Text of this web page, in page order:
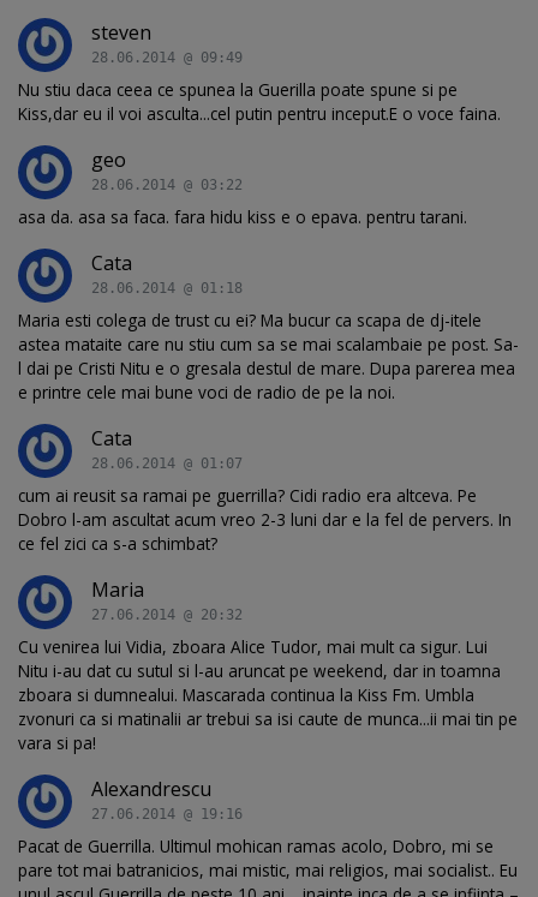
steven
28.06.2014 @ 09:49
Nu stiu daca ceea ce spunea la Guerilla poate spune si pe
Kiss,dar eu il voi asculta...cel putin pentru inceput.E o voce faina.
geo
28.06.2014 @ 03:22
asa da. asa sa faca. fara hidu kiss e o epava. pentru tarani.
Cata
28.06.2014 @ 01:18
Maria esti colega de trust cu ei? Ma bucur ca scapa de dj-itele
astea mataite care nu stiu cum sa se mai scalambaie pe post. Sa-
l dai pe Cristi Nitu e o gresala destul de mare. Dupa parerea mea
e printre cele mai bune voci de radio de pe la noi.
Cata
28.06.2014 @ 01:07
cum ai reusit sa ramai pe guerrilla? Cidi radio era altceva. Pe
Dobro l-am ascultat acum vreo 2-3 luni dar e la fel de pervers. In
ce fel zici ca s-a schimbat?
Maria
27.06.2014 @ 20:32
Cu venirea lui Vidia, zboara Alice Tudor, mai mult ca sigur. Lui
Nitu i-au dat cu sutul si l-au aruncat pe weekend, dar in toamna
zboara si dumnealui. Mascarada continua la Kiss Fm. Umbla
zvonuri ca si matinalii ar trebui sa isi caute de munca...ii mai tin pe
vara si pa!
Alexandrescu
27.06.2014 @ 19:16
Pacat de Guerrilla. Ultimul mohican ramas acolo, Dobro, mi se
pare tot mai batranicios, mai mistic, mai religios, mai socialist.. Eu